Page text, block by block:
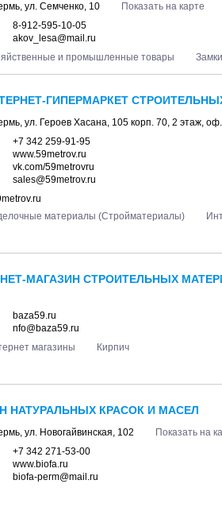
, ул. Семченко, 10
Показать на карте
8-912-595-10-05
akov_lesa@mail.ru
и промышленные товары Замки
ГИПЕРМАРКЕТ
, ул. Героев Хасана, 105 корп. 70, 2 этаж,
+7 342 259-91-95
www.59metrov.ru
vk.com/59metrovru
sales@59metrov.ru
материалы (Стройматериалы)
МАГАЗИН СТРОИТЕЛЬНЫХ
baza59.ru
nfo@baza59.ru
магазины
Кирпич
НАТУРАЛЬНЫХ КРАСОК И МАСЕЛ
, ул. Новогайвинская, 102
Показать на
+7 342 271-53-00
www.biofa.ru
biofa-perm@mail.ru